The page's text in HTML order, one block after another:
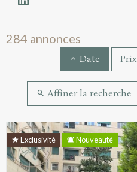
284 annonces
Date Prix
Affiner la recherche
Résultats de recherche
Exclusivité Nouveauté